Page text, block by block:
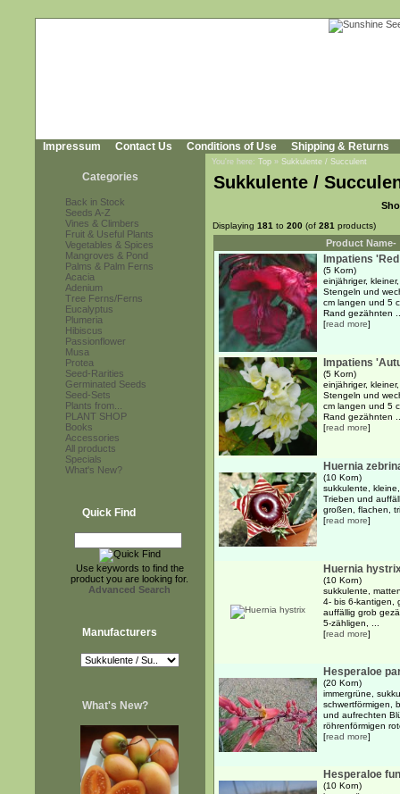
Impressum Contact Us Conditions of Use Shipping & Returns
Categories
Back in Stock
Seeds A-Z
Vines & Climbers
Fruit & Useful Plants
Vegetables & Spices
Mangroves & Pond
Palms & Palm Ferns
Acacia
Adenium
Tree Ferns/Ferns
Eucalyptus
Plumeria
Hibiscus
Passionflower
Musa
Protea
Seed-Rarities
Germinated Seeds
Seed-Sets
Plants from...
PLANT SHOP
Books
Accessories
All products
Specials
What's New?
Quick Find
Use keywords to find the
product you are looking for.
Advanced Search
Manufacturers
What's New?
You're here: Top » Sukkulente / Succulent
Sukkulente /
Displaying 181 to 200 (of 281 products)
Product Name-
Impatiens
(5 Korn)
einjähriger,
Stengeln und
cm langen und 5
Rand gezähnten
[read more]
Impatiens
(5 Korn)
einjähriger,
Stengeln und
cm langen und 5
Rand gezähnten
[read more]
Huernia
(10 Korn)
sukkulente,
Trieben und
großen, flachen,
[read more]
Huernia
(10 Korn)
sukkulente,
4- bis 6-kantigen,
auffällig grob
5-zähligen, ...
[read more]
Hesperaloe
(20 Korn)
immergrüne,
schwertförmigen,
und aufrechten
röhrenförmigen
[read more]
Hesperaloe
(10 Korn)